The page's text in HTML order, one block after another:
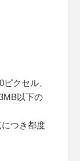
クセル、
以下の
つき都度